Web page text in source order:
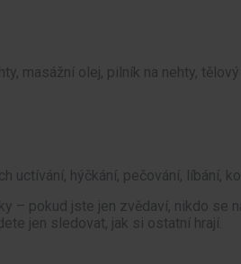
masážní olej, pilník na nehty,
uctívání, hýčkání, pečování, líbání,
– pokud jste jen zvědaví, nikdo se
jen sledovat, jak si ostatní hrají.